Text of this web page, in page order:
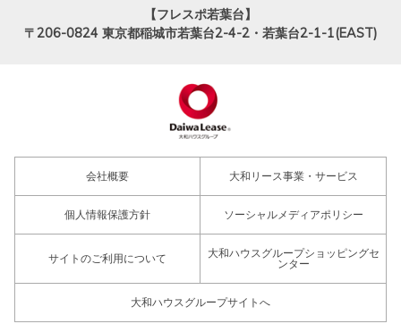
【フレスポ若葉台】
〒206-0824 東京都稲城市若葉台2-4-2・若葉台2-1-1(EAST)
会社概要 大和リース事業・サービス
個人情報保護方針 ソーシャルメディアポリシー
サイトのご利用について
大和ハウスグループショッピングセ
ンター
大和ハウスグループサイトへ